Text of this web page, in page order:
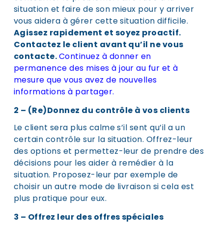
situation et faire de son mieux pour y arriver
vous aidera à gérer cette situation difficile.
Agissez rapidement et soyez proactif.
Contactez le client avant qu’il ne vous
contacte.Continuez à donner en
permanence des mises à jour au fur et à
mesure que vous avez de nouvelles
informations à partager.
2 – (Re)Donnez du contrôle à vos clients
Le client sera plus calme s’il sent qu’il a un
certain contrôle sur la situation. Offrez-leur
des options et permettez-leur de prendre des
décisions pour les aider à remédier à la
situation. Proposez-leur par exemple de
choisir un autre mode de livraison si cela est
plus pratique pour eux.
3 – Offrez leur des offres spéciales